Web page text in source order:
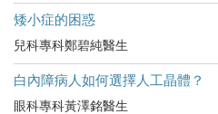
矮小症的困惑
兒科專科鄭碧純醫生
白內障病人如何選擇人工晶體？
眼科專科黃澤銘醫生